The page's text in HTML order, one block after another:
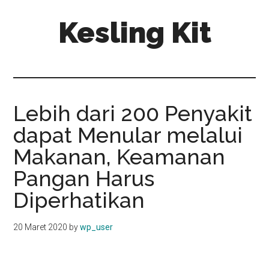
Kesling Kit
Lebih dari 200 Penyakit
dapat Menular melalui
Makanan, Keamanan
Pangan Harus
Diperhatikan
20 Maret 2020 bywp_user